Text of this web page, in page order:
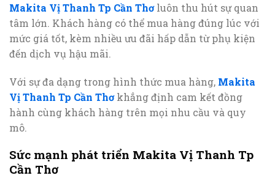
Makita Vị Thanh Tp Cần Thơluôn thu hút sự quan
tâm lớn. Khách hàng có thể mua hàng đúng lúc với
mức giá tốt, kèm nhiều ưu đãi hấp dẫn từ phụ kiện
đến dịch vụ hậu mãi.
Với sự đa dạng trong hình thức mua hàng, Makita
Vị Thanh Tp Cần Thơkhẳng định cam kết đồng
hành cùng khách hàng trên mọi nhu cầu và quy
mô.
Sức mạnh phát triển Makita Vị Thanh Tp
Cần Thơ